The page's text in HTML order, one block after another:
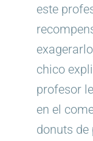
este
chico
profesor
en el
donuts de